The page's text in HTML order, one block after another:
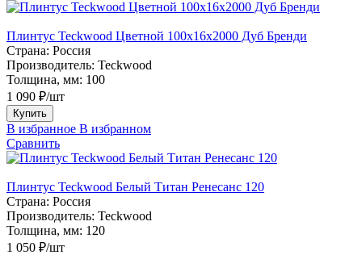
Плинтус Teckwood Цветной 100x16х2000 Дуб Бренди
Страна: Россия
Производитель: Teckwood
Толщина, мм: 100
1 090 ₽/шт
Купить
В избранное В избранном
Сравнить
Плинтус Teckwood Белый Титан Ренесанс 120
Страна: Россия
Производитель: Teckwood
Толщина, мм: 120
1 050 ₽/шт